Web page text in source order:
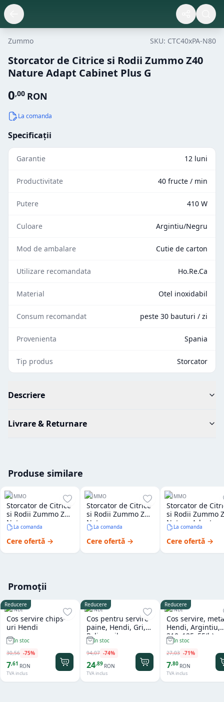
Zummo SKU: CTC40xPA-N80
Storcator de Citrice si Rodii Zummo Z40
Nature Adapt Cabinet Plus G
0,00 RON
La comanda
Specificații
Garantie 12 luni
Productivitate 40 fructe / min
Putere 410 W
Culoare Argintiu/Negru
Mod de ambalare Cutie de carton
Utilizare recomandata Ho.Re.Ca
Material Otel inoxidabil
Consum recomandat peste 30 bauturi / zi
Provenienta Spania
Tip produs Storcator
Descriere
Livrare & Returnare
Produse similare
ZUMMO
Storcator de Citrice
si Rodii Zummo Z14
Nature
La comanda
Cere ofertă →
ZUMMO
Storcator de Citrice
si Rodii Zummo Z06
Nature
La comanda
Cere ofertă →
ZUMMO
Storcator de
si Rodii Zummo
Nature Adapt
Counter Top
La comanda
Cere ofertă →
Promoții
Reducere
HENDI
Cos servire chips-
uri Hendi
In stoc
30,56 -75%
7,61 RON
TVA inclus
Reducere
HENDI
Cos pentru servire
paine, Hendi, Gri,
Polipropilena,
design impletit tip
ratan, ø370x(h)120
mm
In stoc
94,07 -74%
24,89 RON
TVA inclus
Reducere
HENDI
Cos servire,
Hendi, Argintiu,
In stoc
27,03 -71%
7,80 RON
TVA inclus